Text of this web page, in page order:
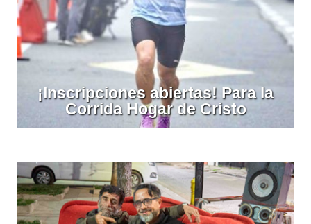
¡Inscripciones abiertas! Para la
Corrida Hogar de Cristo